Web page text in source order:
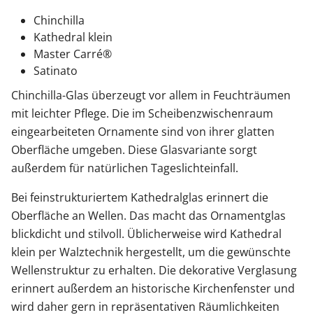
Chinchilla
Kathedral klein
Master Carré®
Satinato
Chinchilla-Glas überzeugt vor allem in Feuchträumen
mit leichter Pflege. Die im Scheibenzwischenraum
eingearbeiteten Ornamente sind von ihrer glatten
Oberfläche umgeben. Diese Glasvariante sorgt
außerdem für natürlichen Tageslichteinfall.
Bei feinstrukturiertem Kathedralglas erinnert die
Oberfläche an Wellen. Das macht das Ornamentglas
blickdicht und stilvoll. Üblicherweise wird Kathedral
klein per Walztechnik hergestellt, um die gewünschte
Wellenstruktur zu erhalten. Die dekorative Verglasung
erinnert außerdem an historische Kirchenfenster und
wird daher gern in repräsentativen Räumlichkeiten